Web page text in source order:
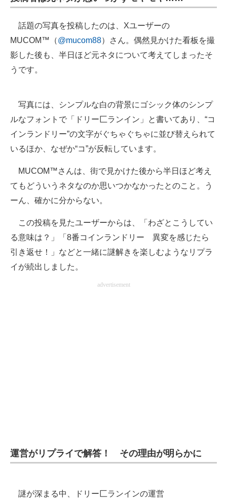
話題の写真を投稿したのは、Xユーザーの
MUCOM™（@mucom88）さん。偶然見かけた看板を撮
影した後も、半日ほど元ネタについて考えてしまったそ
うです。
写真には、シンプルな白の背景にゴシック体のシンプ
ルなフォントで「ドリー匚ランイン」と書いてあり、“コ
インランドリー”の文字がぐちゃぐちゃに並び替えられて
いるほか、なぜか“コ”が反転しています。
MUCOM™さんは、街で見かけた後から半日ほど考え
てもどういうネタなのか思いつかなかったとのこと。う
ーん、確かに分からない。
この投稿を見たユーザーからは、「わざとこうしてい
る意味は？」「8番コインランドリー 異変を感じたら
引き返せ！」などと一緒に謎解きを楽しむようなリプラ
イが続出しました。
advertisement
運営がリプライで解答！ その理由が明らかに
謎が深まる中、ドリー匚ランインの運営